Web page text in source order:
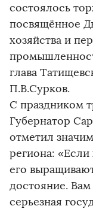
состоялось
посвящённое
хозяйства и
глава
П.В.Сурков.
С праздником
Губернатор
отметил
региона: «Если
его
достояние. Вам
серьезная